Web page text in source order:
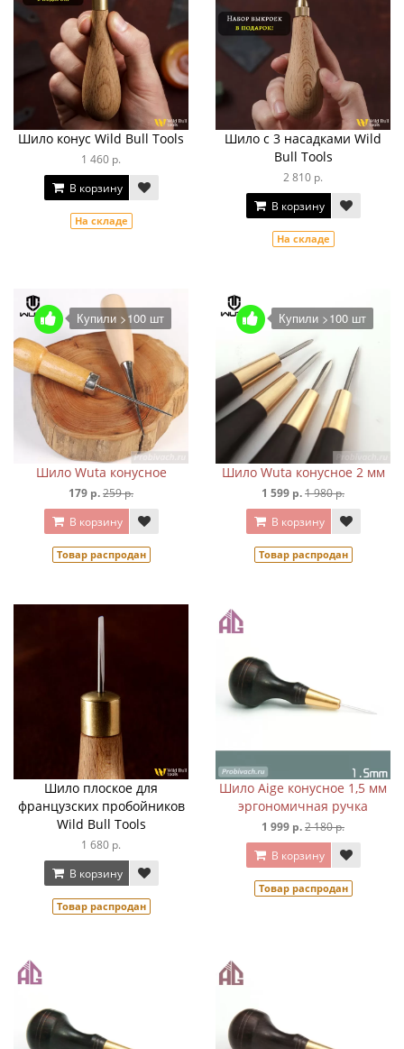
Шило конус Wild Bull Tools
1 460 р.
В корзину
На складе
Шило с 3 насадками Wild
Bull Tools
2 810 р.
В корзину
На складе
Купили >100 шт
Шило Wuta конусное
179 р.259 р.
В корзину
Товар распродан
Купили >100 шт
Шило Wuta конусное 2 мм
1 599 р.1 980 р.
В корзину
Товар распродан
Шило плоское для
французских пробойников
Wild Bull Tools
1 680 р.
В корзину
Товар распродан
Шило Aige конусное 1,5 мм
эргономичная ручка
1 999 р.2 180 р.
В корзину
Товар распродан